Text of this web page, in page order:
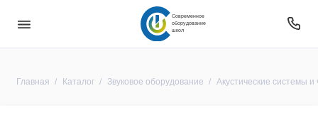
Современное
оборудование
школ
Главная Каталог Звуковое оборудование Акустические системы и